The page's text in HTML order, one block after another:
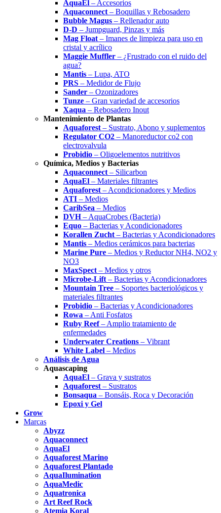
AquaEl – Accesorios
Aquaconnect – Boquillas y Rebosadero
Bubble Magus – Rellenador auto
D-D – Jumpguard, Pinzas y más
Mag Float – Imanes de limpieza para uso en
cristal y acrílico
Maggie Muffler – ¿Frustrado con el ruido del
agua?
Mantis – Lupa, ATO
PRS – Medidor de Flujo
Sander – Ozonizadores
Tunze – Gran variedad de accesorios
Xaqua – Rebosadero Inout
Mantenimiento de Plantas
Aquaforest – Sustrato, Abono y suplementos
Regulator CO2 – Manoreductor co2 con
electrovalvula
Probidio – Oligoelementos nutritivos
Química, Medios y Bacterias
Aquaconnect – Silicarbon
AquaEl – Materiales filtrantes
Aquaforest – Acondicionadores y Medios
ATI – Medios
CaribSea – Medios
DVH– AquaCrobes (Bacteria)
Equo – Bacterias y Acondicionadores
Korallen Zucht – Bacterias y Acondicionadores
Mantis – Medios cerámicos para bacterias
Marine Pure – Medios y Reductor NH4, NO2 y
NO3
MaxSpect – Medios y otros
Microbe-Lift – Bacterias y Acondicionadores
Mountain Tree – Soportes bacteriológicos y
materiales filtrantes
Probidio – Bacterias y Acondicionadores
Rowa – Anti Fosfatos
Ruby Reef– Amplio tratamiento de
enfermedades
Underwater Creations – Vibrant
White Label – Medios
Análisis de Agua
Aquascaping
AquaEl – Grava y sustratos
Aquaforest – Sustratos
Bonsaqua – Bonsáis, Roca y Decoración
Epoxi y Gel
Grow
Marcas
Abyzz
Aquaconnect
AquaEl
Aquaforest Marino
Aquaforest Plantado
AquaIlumination
AquaMedic
Aquatronica
Art Reef Rock
Atemia Koral